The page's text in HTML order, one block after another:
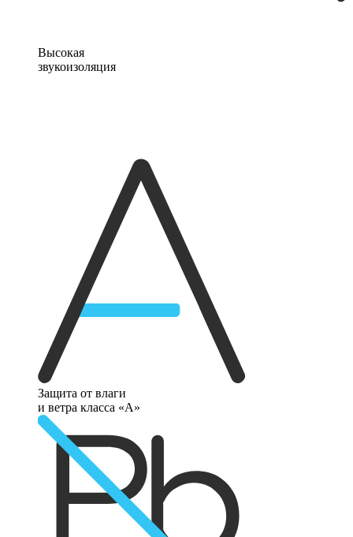
Высокая
звукоизоляция
Защита от влаги
и ветра класса «А»